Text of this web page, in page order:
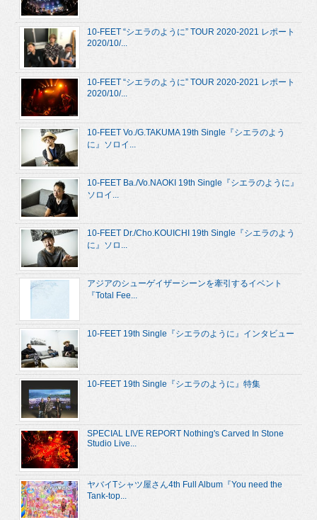
10-FEET “シエラのように” TOUR 2020-2021 レポート
2020/10/...
10-FEET “シエラのように” TOUR 2020-2021 レポート
2020/10/...
10-FEET Vo./G.TAKUMA 19th Single『シエラのよう
に』ソロイ...
10-FEET Ba./Vo.NAOKI 19th Single『シエラのように』
ソロイ...
10-FEET Dr./Cho.KOUICHI 19th Single『シエラのよう
に』ソロ...
アジアのシューゲイザーシーンを牽引するイベント
『Total Fee...
10-FEET 19th Single『シエラのように』インタビュー
10-FEET 19th Single『シエラのように』特集
SPECIAL LIVE REPORT Nothing's Carved In Stone
Studio Live...
ヤバイTシャツ屋さん4th Full Album『You need the
Tank-top...